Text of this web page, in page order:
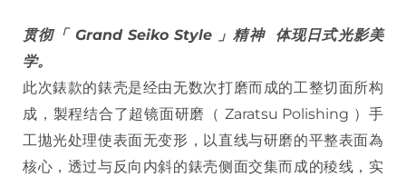
贯彻「 Grand Seiko Style 」精神 体现日式光影美
学。
此次錶款的錶壳是经由无数次打磨而成的工整切面所构
成，製程结合了超镜面研磨（ Zaratsu Polishing ）手
工拋光处理使表面无变形，以直线与研磨的平整表面為
核心，透过与反向内斜的錶壳侧面交集而成的稜线，实